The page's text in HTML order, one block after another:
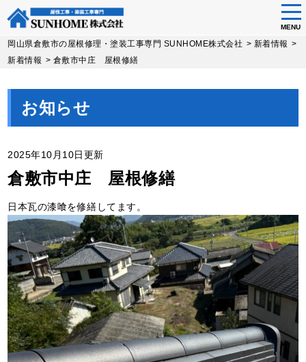
Skip
MENU
岡山県倉敷市の屋根修理・塗装工事専門 SUNHOME株式会社 > 新着情報 >
新着情報 > 倉敷市中庄 屋根修繕
お知らせ
2025年10月10日更新
倉敷市中庄 屋根修繕
日本瓦の漆喰を修繕してます。